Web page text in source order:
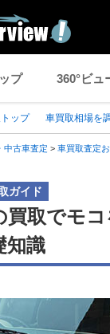
プ 360°ビュ
ップ 車買取相場を
中古車査定 > 車買取査定
ガイド
買取でモ
知識